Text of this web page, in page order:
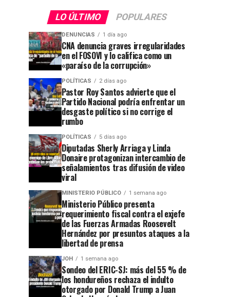
LO ÚLTIMO POPULARES
DENUNCIAS 1 día ago
CNA denuncia graves irregularidades
en el FOSOVI y lo califica como un
«paraíso de la corrupción»
POLÍTICAS 2 días ago
Pastor Roy Santos advierte que el
Partido Nacional podría enfrentar un
desgaste político si no corrige el
rumbo
POLÍTICAS 5 días ago
Diputadas Sherly Arriaga y Linda
Donaire protagonizan intercambio de
señalamientos tras difusión de video
viral
MINISTERIO PÚBLICO 1 semana ago
Ministerio Público presenta
requerimiento fiscal contra el exjefe
de las Fuerzas Armadas Roosevelt
Hernández por presuntos ataques a la
libertad de prensa
JOH 1 semana ago
Sondeo del ERIC-SJ: más del 55 % de
los hondureños rechaza el indulto
otorgado por Donald Trump a Juan